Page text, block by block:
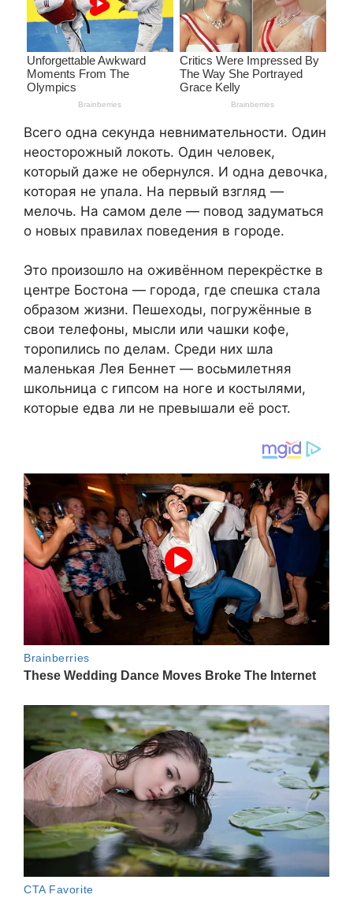
Всего одна секунда невнимательности. Один
неосторожный локоть. Один человек,
который даже не обернулся. И одна девочка,
которая не упала. На первый взгляд —
мелочь. На самом деле — повод задуматься
о новых правилах поведения в городе.
Это произошло на оживённом перекрёстке в
центре Бостона — города, где спешка стала
образом жизни. Пешеходы, погружённые в
свои телефоны, мысли или чашки кофе,
торопились по делам. Среди них шла
маленькая Лея Беннет — восьмилетняя
школьница с гипсом на ноге и костылями,
которые едва ли не превышали её рост.